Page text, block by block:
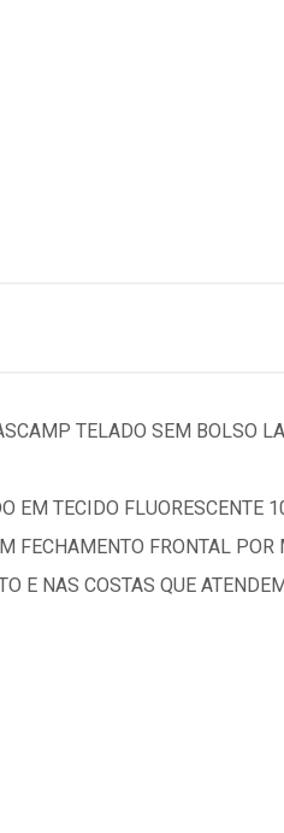
TELADO SEM BOLSO
EM TECIDO FLUORESCENTE
FECHAMENTO FRONTAL POR
E NAS COSTAS QUE